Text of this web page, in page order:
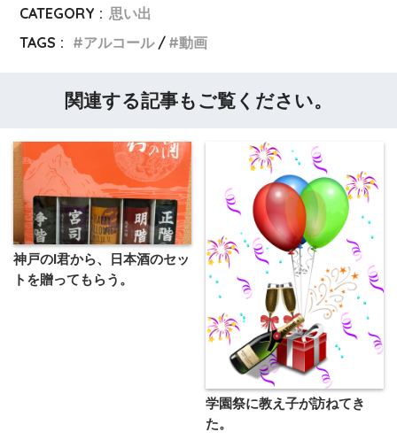
CATEGORY : 思い出
TAGS :
アルコール 動画
関連する記事もご覧ください。
神戸のI君から、日本酒のセッ
トを贈ってもらう。
学園祭に教え子が訪ねてき
た。